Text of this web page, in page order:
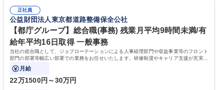
幅広い業務の体得が可能で、多様なキャリアパスを描くことも可能です。
募集職種 【総務】未経験歓迎◎/リモート可/世界で唯一の事業/福利厚生◎/
再雇用有
対処できる・新しいことに興味関心がある 【魅力】■自己啓発支援：資格
取得や通信教育など費用の80%（年間25万円まで）を補助 ■住宅手当：家
賃の50%（月額7万円まで）を補助 学歴・資格 学歴：大学院 大学 語学
力： 資格：
正社員
公益財団法人東京都道路整備保全公社
【都庁グループ】総合職(事務) 残業月平均9時間未満/有
給年平均16日取得 一般事務
当社の総合職として、ジョブローテーションによる人事経理部門や収益事業等のフロント
部門の部署等幅広い部署での業務をお任せいたします。研修制度やキャリア支援が充実し
ております！ ※下記業務詳細
月給
22万1500円～30万円